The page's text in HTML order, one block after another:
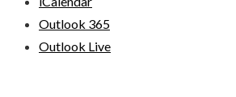
Outlook 365
Outlook Live